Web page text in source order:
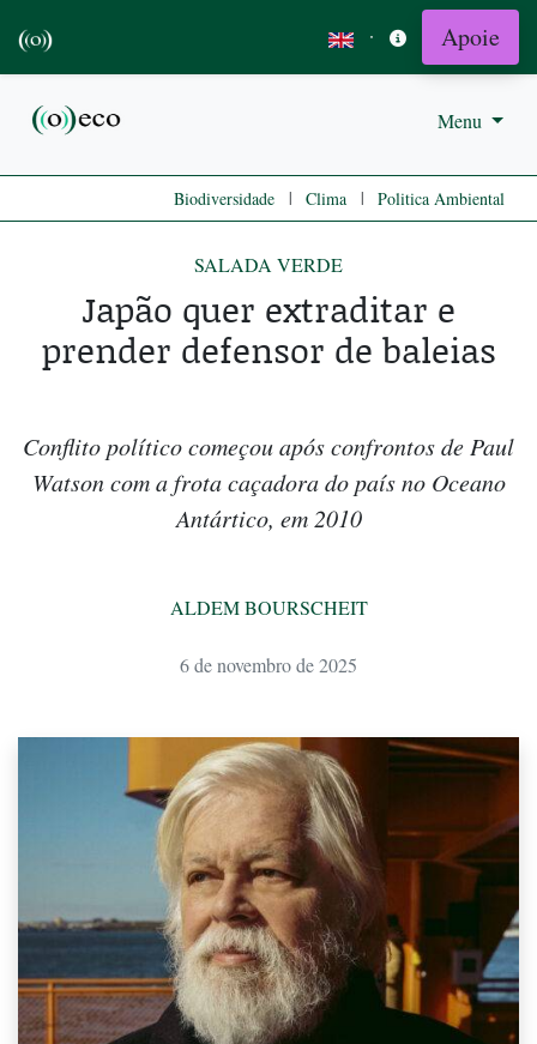
· Apoie
Menu
Biodiversidade | Clima | Politica Ambiental
SALADA VERDE
Japão quer extraditar e
prender defensor de baleias
Conflito político começou após confrontos de Paul
Watson com a frota caçadora do país no Oceano
Antártico, em 2010
ALDEM BOURSCHEIT
6 de novembro de 2025